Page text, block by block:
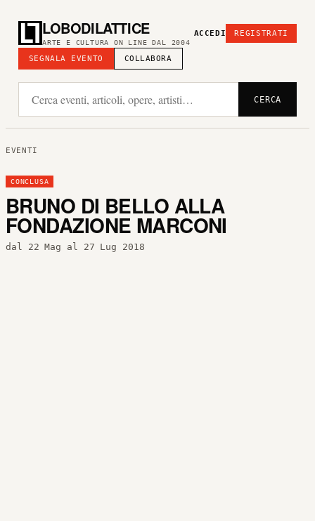
LOBODILATTICE
ARTE E CULTURA ON LINE DAL 2004
SEGNALA EVENTO COLLABORA
ACCEDI REGISTRATI
CERCA
EVENTI
CONCLUSA
BRUNO DI BELLO ALLA
FONDAZIONE MARCONI
dal 22 Mag al 27 Lug 2018